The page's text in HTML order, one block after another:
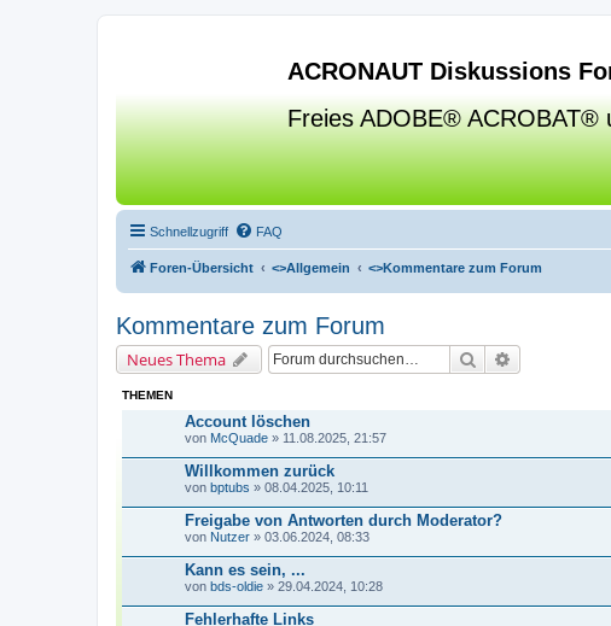
ACRONAUT Diskussions
Freies ADOBE® ACROBAT®
Schnellzugriff FAQ
Foren-Übersicht <>Allgemein <>Kommentare zum Forum
Kommentare zum Forum
Neues Thema Suche
THEMEN
Account löschen
von McQuade » 11.08.2025, 21:57
Willkommen zurück
von bptubs » 08.04.2025, 10:11
Freigabe von Antworten durch Moderator?
von Nutzer » 03.06.2024, 08:33
Kann es sein, ...
von bds-oldie » 29.04.2024, 10:28
Fehlerhafte Links